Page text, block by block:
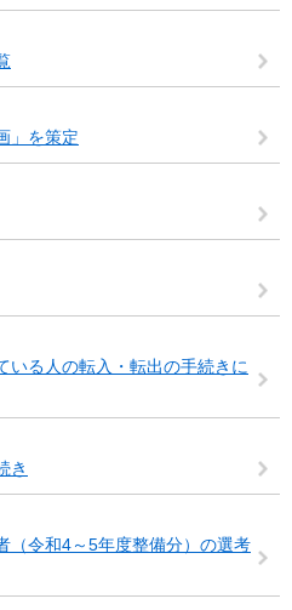
」を策定
いる人の転入・転出の手続きに
き
（令和4～5年度整備分）の選考